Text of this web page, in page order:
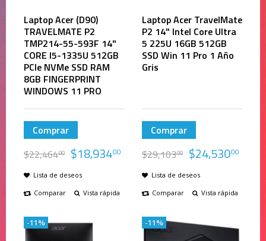
Laptop Acer (D90)
TRAVELMATE P2
TMP214-55-593F 14"
CORE I5-1335U 512GB
PCIe NVMe SSD RAM
8GB FINGERPRINT
WINDOWS 11 PRO
Comprar
$22,46400 $18,93400
Lista de deseos
Comparar
Vista rápida
Laptop Acer TravelMate
P2 14" Intel Core Ultra
5 225U 16GB 512GB
SSD Win 11 Pro 1 Año
Gris
Comprar
$29,10300 $24,53000
Lista de deseos
Comparar
Vista rápida
-11% -11%